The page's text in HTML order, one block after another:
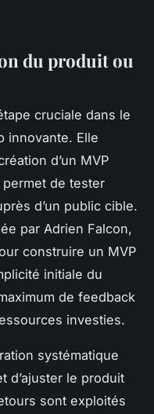
du produit ou
cruciale dans le
innovante. Elle
d’un MVP
de tester
d’un public cible.
par Adrien Falcon,
construire un MVP
initiale du
de feedback
investies.
systématique
d’ajuster le produit
sont exploités